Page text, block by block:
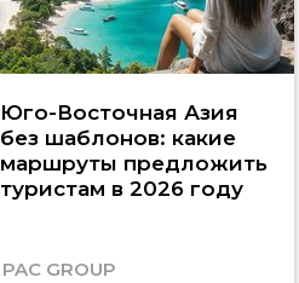
Юго-Восточная Азия
без шаблонов: какие
маршруты предложить
туристам в 2026 году
PAC GROUP